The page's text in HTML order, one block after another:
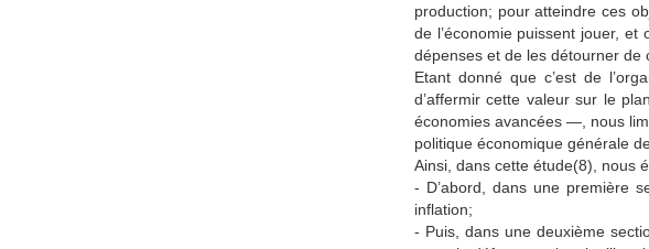
production; pour atteindre ces
de l’économie puissent jouer,
dépenses et de les détourner de
Etant donné que c’est de
d’affermir cette valeur sur le
économies avancées —, nous
politique économique générale
Ainsi, dans cette étude(8), nous
- D’abord, dans une première
inflation;
- Puis, dans une deuxième